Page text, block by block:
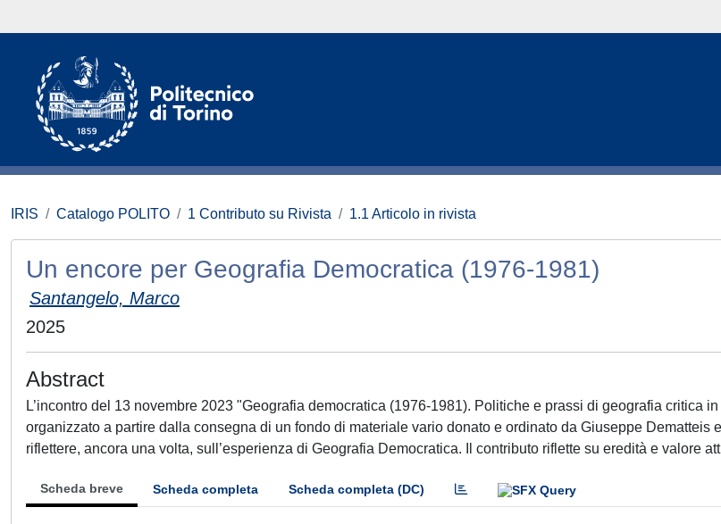
IRIS Catalogo POLITO 1 Contributo su Rivista 1.1 Articolo in rivista
Un encore per Geografia Democratica (1976-1981)
Santangelo, Marco
2025
Abstract
L’incontro del 13 novembre 2023 "Geografia democratica (1976-1981). Politiche e prassi di geografia critica
organizzato a partire dalla consegna di un fondo di materiale vario donato e ordinato da Giuseppe Dematteis
riflettere, ancora una volta, sull’esperienza di Geografia Democratica. Il contributo riflette su eredità e valore
Scheda breve Scheda completa Scheda completa (DC)